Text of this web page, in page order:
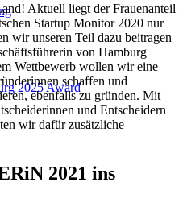
2025 Award
Aktuell liegt der Frauenanteil
Startup Monitor 2020 nur
wir unseren Teil dazu beitragen
von Hamburg
Wettbewerb wollen wir eine
schaffen und
ebenfalls zu gründen. Mit
und Entscheidern
wir dafür zusätzliche
2021 ins